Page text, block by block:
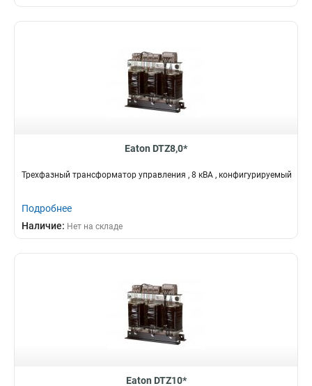
Eaton DTZ8,0*
Трехфазный трансформатор управления , 8 кВА , конфигурируемый
Подробнее
Наличие: Нет на складе
Eaton DTZ10*